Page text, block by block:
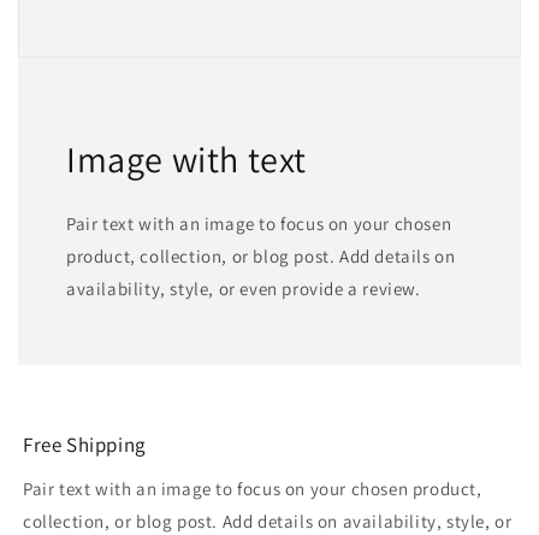
Image with text
Pair text with an image to focus on your chosen
product, collection, or blog post. Add details on
availability, style, or even provide a review.
Free Shipping
Pair text with an image to focus on your chosen product,
collection, or blog post. Add details on availability, style, or